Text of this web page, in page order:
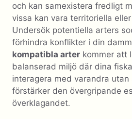
och kan samexistera fredligt
vissa kan vara territoriella
Undersök potentiella arters
förhindra konflikter i din
kompatibla arter kommer att
balanserad miljö där dina
interagera med varandra
förstärker den övergripande
överklagandet.